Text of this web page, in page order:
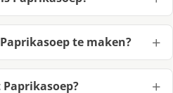
te maken?